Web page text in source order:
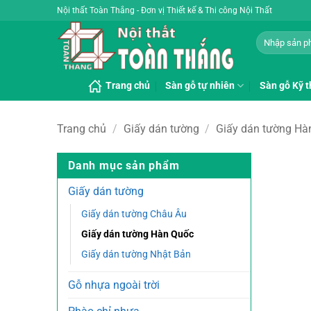
Nội thất Toàn Thắng - Đơn vị Thiết kế & Thi công Nội Thất
Tìm
kiếm:
Trang chủ Sàn gỗ tự nhiên Sàn gỗ Kỹ
Trang chủ / Giấy dán tường / Giấy dán tường
Danh mục sản phẩm
Giấy dán tường
Giấy dán tường Châu Âu
Giấy dán tường Hàn Quốc
Giấy dán tường Nhật Bản
Gỗ nhựa ngoài trời